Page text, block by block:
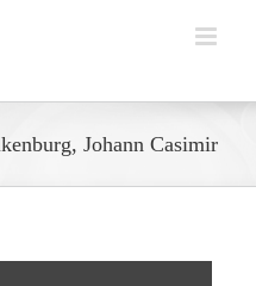
Johann Casimir